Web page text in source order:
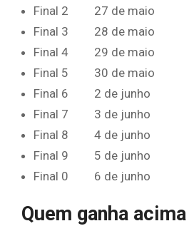
Final 2 27 de maio
Final 3 28 de maio
Final 4 29 de maio
Final 5 30 de maio
Final 6 2 de junho
Final 7 3 de junho
Final 8 4 de junho
Final 9 5 de junho
Final 0 6 de junho
Quem ganha